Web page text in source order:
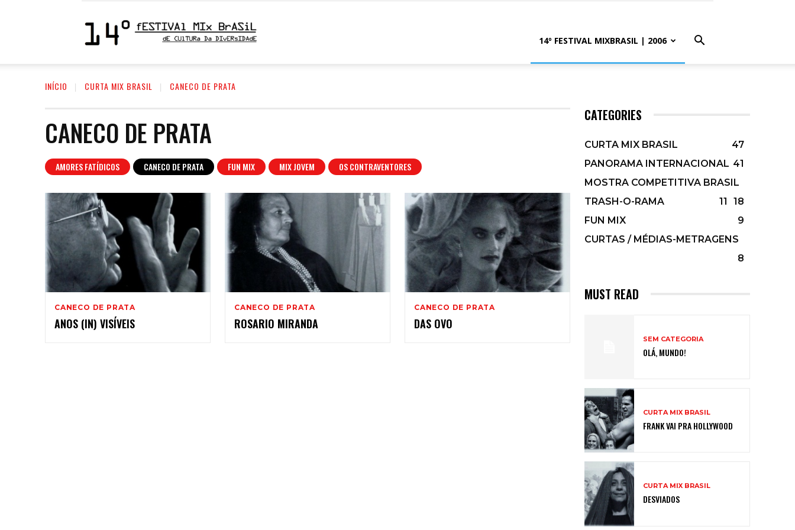
MixBrasil
|
14º FESTIVAL MIXBRASIL | 2006
INÍCIO CURTA MIX BRASIL CANECO DE PRATA
CANECO DE PRATA
AMORES FATÍDICOS CANECO DE PRATA FUN MIX MIX JOVEM OS CONTRAVENTORES
CANECO DE PRATA
ANOS (IN) VISÍVEIS
CANECO DE PRATA
ROSARIO MIRANDA
CANECO DE PRATA
DAS OVO
CATEGORIES
CURTA MIX BRASIL
47
PANORAMA INTERNACIONAL 41
MOSTRA COMPETITIVA BRASIL
18
TRASH-O-RAMA
11
FUN MIX
9
CURTAS / MÉDIAS-METRAGENS
8
MUST READ
SEM CATEGORIA
OLÁ, MUNDO!
CURTA MIX BRASIL
FRANK VAI PRA HOLLYWOOD
CURTA MIX BRASIL
DESVIADOS